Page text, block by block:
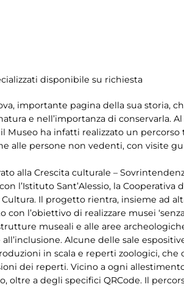
disponibile su richiesta
importante pagina della sua storia,
e nell’importanza di conservarla.
ha infatti realizzato un
alle persone non vedenti, con visite
alla Crescita culturale –
l’Istituto Sant’Alessio, la
Il progetto rientra, insieme ad
con l’obiettivo di realizzare musei
museali e alle aree
Alcune delle sale
in scala e reperti zoologici, che
dei reperti. Vicino a ogni
oltre a degli specifici QRCode. Il